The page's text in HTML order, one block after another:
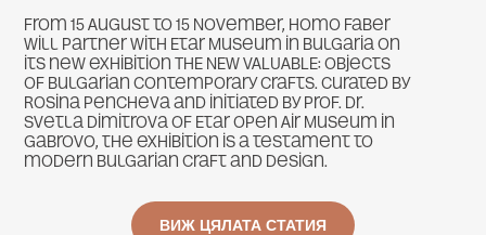
From 15 August to 15 November, Homo Faber
will partner with Etar Museum in Bulgaria on
its new exhibition THE NEW VALUABLE: Objects
of Bulgarian Contemporary Crafts. Curated by
Rosina Pencheva and initiated by Prof. Dr.
Svetla Dimitrova of Etar Open Air Museum in
Gabrovo, the exhibition is a testament to
modern Bulgarian craft and design.
ВИЖ ЦЯЛАТА СТАТИЯ